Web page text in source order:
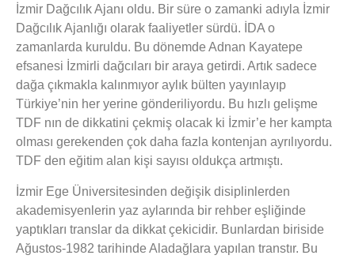
İzmir Dağcılık Ajanı oldu. Bir süre o zamanki adıyla İzmir
Dağcılık Ajanlığı olarak faaliyetler sürdü. İDA o
zamanlarda kuruldu. Bu dönemde Adnan Kayatepe
efsanesi İzmirli dağcıları bir araya getirdi. Artık sadece
dağa çıkmakla kalınmıyor aylık bülten yayınlayıp
Türkiye’nin her yerine gönderiliyordu. Bu hızlı gelişme
TDF nın de dikkatini çekmiş olacak ki İzmir’e her kampta
olması gerekenden çok daha fazla kontenjan ayrılıyordu.
TDF den eğitim alan kişi sayısı oldukça artmıştı.
İzmir Ege Üniversitesinden değişik disiplinlerden
akademisyenlerin yaz aylarında bir rehber eşliğinde
yaptıkları translar da dikkat çekicidir. Bunlardan biriside
Ağustos-1982 tarihinde Aladağlara yapılan transtır. Bu